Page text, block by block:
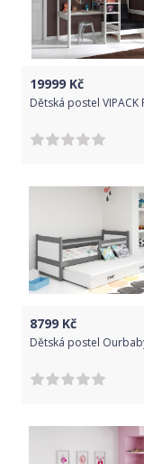
19999 Kč
8799 Kč